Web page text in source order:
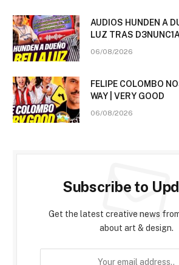
AUDIOS HUNDEN A
LUZ TRAS
06/08/2026
FELIPE COLOMBO
WAY | VERY GOOD
06/08/2026
Subscribe to
Get the latest creative news
about art & design.